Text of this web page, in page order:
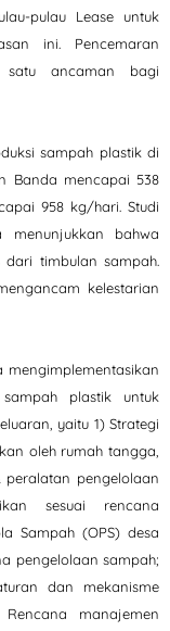
pulau Lease untuk
ini. Pencemaran
ancaman bagi
sampah plastik di
Banda mencapai 538
958 kg/hari. Studi
menunjukkan bahwa
dari timbulan sampah.
kelestarian
mengimplementasikan
plastik untuk
yaitu 1) Strategi
oleh rumah tangga,
peralatan pengelolaan
sesuai rencana
Sampah (OPS) desa
pengelolaan sampah;
dan mekanisme
manajemen